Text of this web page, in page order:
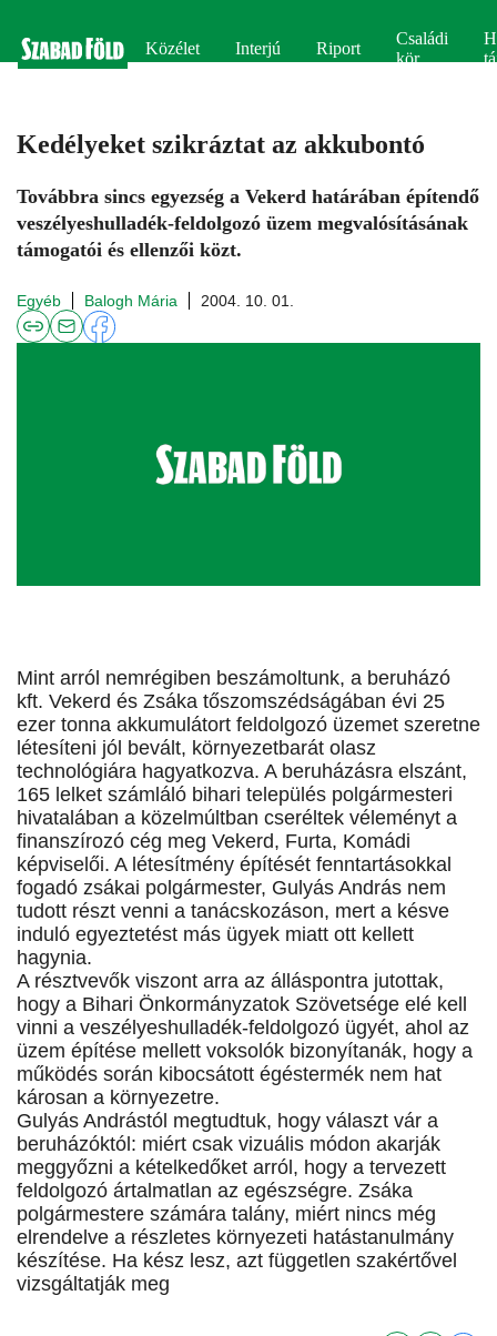
Közélet Interjú Riport
Családi
kör
Kedélyeket szikráztat az akkubontó
Továbbra sincs egyezség a Vekerd határában építendő
veszélyeshulladék-feldolgozó üzem megvalósításának
támogatói és ellenzői közt.
Egyéb Balogh Mária 2004. 10. 01.
Mint arról nemrégiben beszámoltunk, a beruházó
kft. Vekerd és Zsáka tőszomszédságában évi 25
ezer tonna akkumulátort feldolgozó üzemet szeretne
létesíteni jól bevált, környezetbarát olasz
technológiára hagyatkozva. A beruházásra elszánt,
165 lelket számláló bihari település polgármesteri
hivatalában a közelmúltban cseréltek véleményt a
finanszírozó cég meg Vekerd, Furta, Komádi
képviselői. A létesítmény építését fenntartásokkal
fogadó zsákai polgármester, Gulyás András nem
tudott részt venni a tanácskozáson, mert a késve
induló egyeztetést más ügyek miatt ott kellett
hagynia.
A résztvevők viszont arra az álláspontra jutottak,
hogy a Bihari Önkormányzatok Szövetsége elé kell
vinni a veszélyeshulladék-feldolgozó ügyét, ahol az
üzem építése mellett voksolók bizonyítanák, hogy a
működés során kibocsátott égéstermék nem hat
károsan a környezetre.
Gulyás Andrástól megtudtuk, hogy választ vár a
beruházóktól: miért csak vizuális módon akarják
meggyőzni a kételkedőket arról, hogy a tervezett
feldolgozó ártalmatlan az egészségre. Zsáka
polgármestere számára talány, miért nincs még
elrendelve a részletes környezeti hatástanulmány
készítése. Ha kész lesz, azt független szakértővel
vizsgáltatják meg